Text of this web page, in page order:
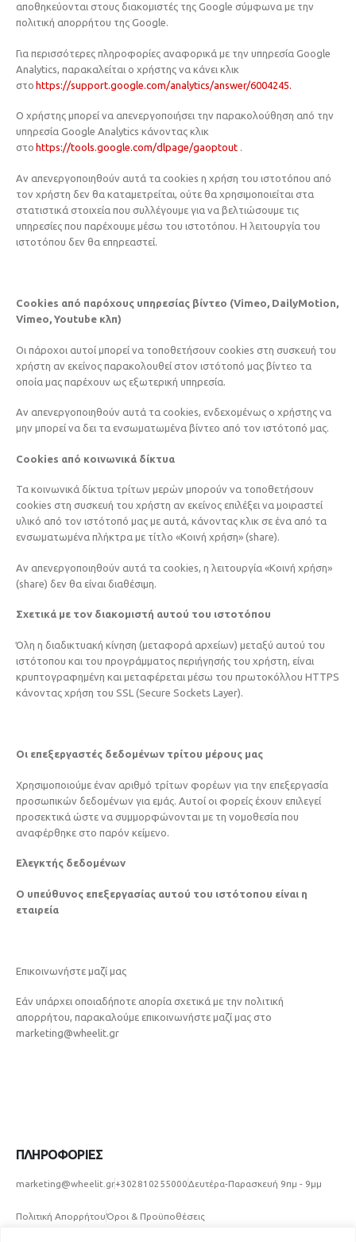
αποθηκεύονται στους διακομιστές της Google σύμφωνα με την
πολιτική απορρήτου της Google.
Για περισσότερες πληροφορίες αναφορικά με την υπηρεσία Google
Analytics, παρακαλείται ο χρήστης να κάνει κλικ
στο https://support.google.com/analytics/answer/6004245.
Ο χρήστης μπορεί να απενεργοποιήσει την παρακολούθηση από την
υπηρεσία Google Analytics κάνοντας κλικ
στο https://tools.google.com/dlpage/gaoptout .
Αν απενεργοποιηθούν αυτά τα cookies η χρήση του ιστοτόπου από
τον χρήστη δεν θα καταμετρείται, ούτε θα χρησιμοποιείται στα
στατιστικά στοιχεία που συλλέγουμε για να βελτιώσουμε τις
υπηρεσίες που παρέχουμε μέσω του ιστοτόπου. Η λειτουργία του
ιστοτόπου δεν θα επηρεαστεί.
Cookies από παρόχους υπηρεσίας βίντεο (Vimeo, DailyMotion,
Vimeo, Youtube κλπ)
Οι πάροχοι αυτοί μπορεί να τοποθετήσουν cookies στη συσκευή του
χρήστη αν εκείνος παρακολουθεί στον ιστότοπό μας βίντεο τα
οποία μας παρέχουν ως εξωτερική υπηρεσία.
Αν απενεργοποιηθούν αυτά τα cookies, ενδεχομένως ο χρήστης να
μην μπορεί να δει τα ενσωματωμένα βίντεο από τον ιστότοπό μας.
Cookies από κοινωνικά δίκτυα
Τα κοινωνικά δίκτυα τρίτων μερών μπορούν να τοποθετήσουν
cookies στη συσκευή του χρήστη αν εκείνος επιλέξει να μοιραστεί
υλικό από τον ιστότοπό μας με αυτά, κάνοντας κλικ σε ένα από τα
ενσωματωμένα πλήκτρα με τίτλο «Κοινή χρήση» (share).
Αν απενεργοποιηθούν αυτά τα cookies, η λειτουργία «Κοινή χρήση»
(share) δεν θα είναι διαθέσιμη.
Σχετικά με τον διακομιστή αυτού του ιστοτόπου
Όλη η διαδικτυακή κίνηση (μεταφορά αρχείων) μεταξύ αυτού του
ιστότοπου και του προγράμματος περιήγησής του χρήστη, είναι
κρυπτογραφημένη και μεταφέρεται μέσω του πρωτοκόλλου HTTPS
κάνοντας χρήση του SSL (Secure Sockets Layer).
Οι επεξεργαστές δεδομένων τρίτου μέρους μας
Χρησιμοποιούμε έναν αριθμό τρίτων φορέων για την επεξεργασία
προσωπικών δεδομένων για εμάς. Αυτοί οι φορείς έχουν επιλεγεί
προσεκτικά ώστε να συμμορφώνονται με τη νομοθεσία που
αναφέρθηκε στο παρόν κείμενο.
Ελεγκτής δεδομένων
Ο υπεύθυνος επεξεργασίας αυτού του ιστότοπου είναι η
εταιρεία
Επικοινωνήστε μαζί μας
Εάν υπάρχει οποιαδήποτε απορία σχετικά με την πολιτική
απορρήτου, παρακαλούμε επικοινωνήστε μαζί μας στo
marketing@wheelit.gr
ΠΛΗΡΟΦΟΡΙΕΣ
marketing@wheelit.gr+302810255000Δευτέρα-Παρασκευή 9πμ - 9μμ
Πολιτική ΑπορρήτουΌροι & Προϋποθέσεις